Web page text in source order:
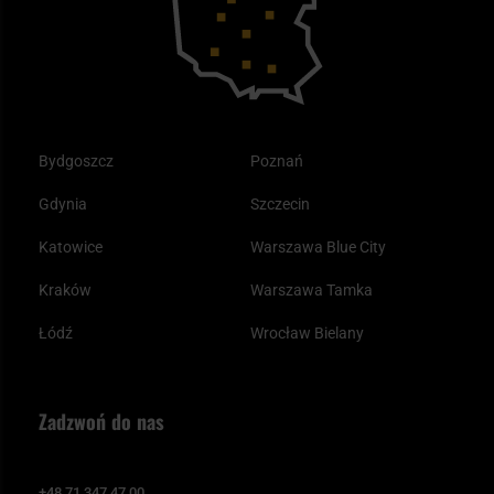
Bydgoszcz
Gdynia
Katowice
Kraków
Łódź
Poznań
Szczecin
Warszawa Blue City
Warszawa Tamka
Wrocław Bielany
Zadzwoń do nas